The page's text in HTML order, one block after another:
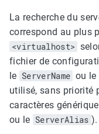
La recherche du
correspond au plus
<virtualhost>
fichier de
le ServerName ou le
utilisé, sans priorité
caractères
ou le ServerAlias ).